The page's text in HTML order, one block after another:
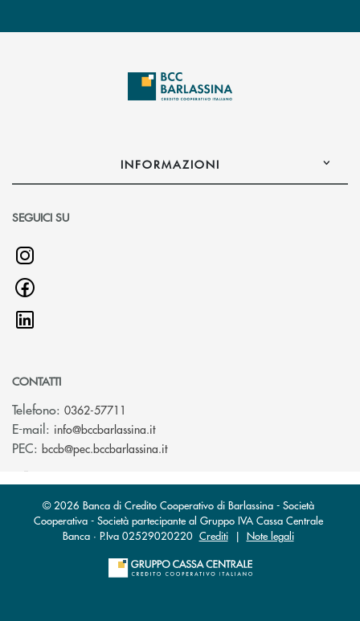
INFORMAZIONI
SEGUICI SU
CONTATTI
Telefono: 0362-57711
E-mail: info@bccbarlassina.it(si apre l’app di posta elettronica)
PEC: bccb@pec.bccbarlassina.it(si apre l’app di posta elettronica)
© 2026 Banca di Credito Cooperativo di Barlassina - Società
Cooperativa - Società partecipante al Gruppo IVA Cassa Centrale
Banca · P.Iva 02529020220 Crediti| Note legali